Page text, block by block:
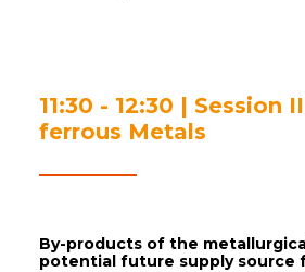
11:30 - 12:30 | Session
ferrous Metals
By-products of the
potential future supply source